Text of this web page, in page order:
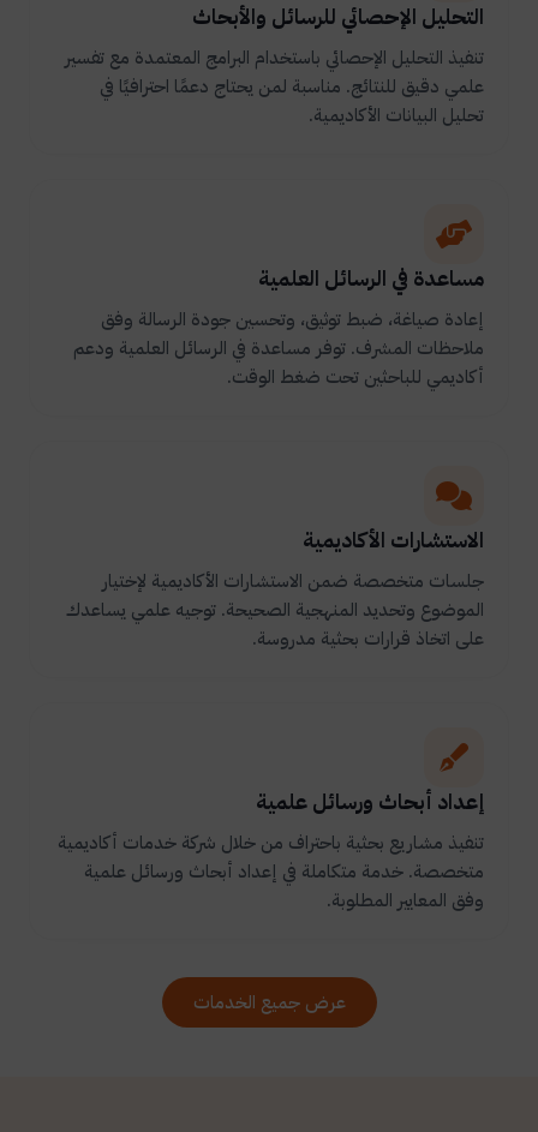
التحليل الإحصائي للرسائل والأبحاث
تنفيذ التحليل الإحصائي باستخدام البرامج المعتمدة مع تفسير
علمي دقيق للنتائج. مناسبة لمن يحتاج دعمًا احترافيًا في
تحليل البيانات الأكاديمية.
مساعدة في الرسائل العلمية
إعادة صياغة، ضبط توثيق، وتحسين جودة الرسالة وفق
ملاحظات المشرف. توفر مساعدة في الرسائل العلمية ودعم
أكاديمي للباحثين تحت ضغط الوقت.
الاستشارات الأكاديمية
جلسات متخصصة ضمن الاستشارات الأكاديمية لإختيار
الموضوع وتحديد المنهجية الصحيحة. توجيه علمي يساعدك
على اتخاذ قرارات بحثية مدروسة.
إعداد أبحاث ورسائل علمية
تنفيذ مشاريع بحثية باحتراف من خلال شركة خدمات أكاديمية
متخصصة. خدمة متكاملة في إعداد أبحاث ورسائل علمية
وفق المعايير المطلوبة.
عرض جميع الخدمات